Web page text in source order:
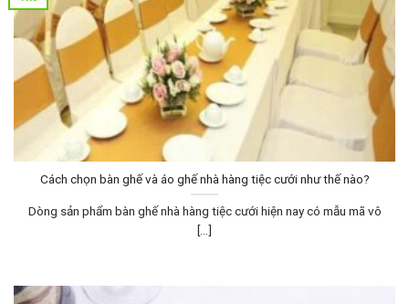
Cách chọn bàn ghế và áo ghế nhà hàng tiệc cưới như thế nào?
Dòng sản phẩm bàn ghế nhà hàng tiệc cưới hiện nay có mẫu mã vô
[...]